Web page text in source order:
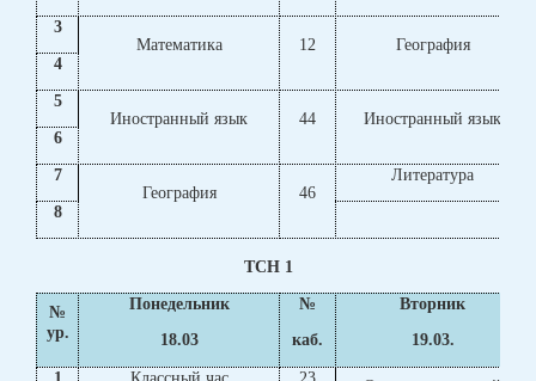
3
Математика
12
География
4
5
Иностранный язык
44
Иностранный язык
6
7
География
46
Литература
8
ТСН 1
№
ур.
Понедельник
18.03
№
каб.
Вторник
19.03.